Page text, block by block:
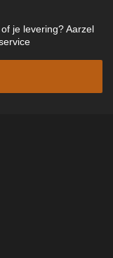
je levering? Aarzel